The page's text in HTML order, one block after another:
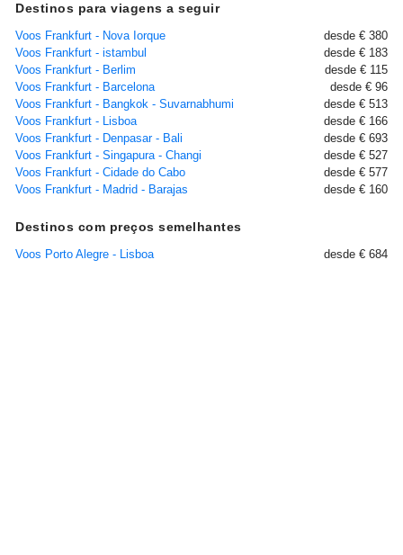
Destinos para viagens a seguir
Voos Frankfurt - Nova Iorque
desde € 380
Voos Frankfurt - istambul
desde € 183
Voos Frankfurt - Berlim
desde € 115
Voos Frankfurt - Barcelona
desde € 96
Voos Frankfurt - Bangkok - Suvarnabhumi
desde € 513
Voos Frankfurt - Lisboa
desde € 166
Voos Frankfurt - Denpasar - Bali
desde € 693
Voos Frankfurt - Singapura - Changi
desde € 527
Voos Frankfurt - Cidade do Cabo
desde € 577
Voos Frankfurt - Madrid - Barajas
desde € 160
Destinos com preços semelhantes
Voos Porto Alegre - Lisboa desde € 684